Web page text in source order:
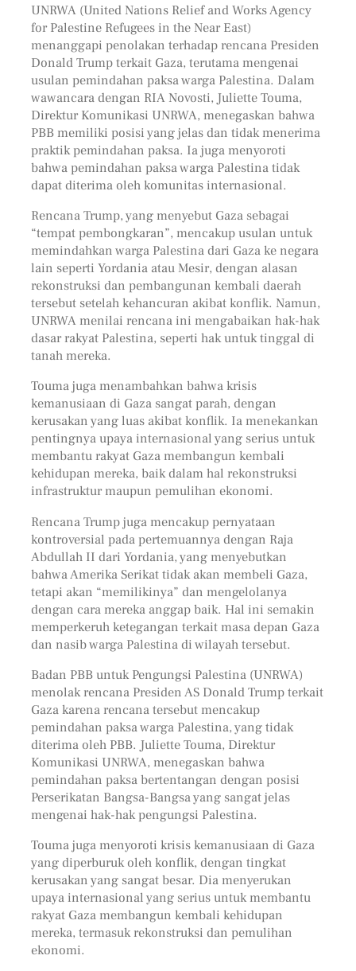
UNRWA (United Nations Relief and Works Agency
for Palestine Refugees in the Near East)
menanggapi penolakan terhadap rencana Presiden
Donald Trump terkait Gaza, terutama mengenai
usulan pemindahan paksa warga Palestina. Dalam
wawancara dengan RIA Novosti, Juliette Touma,
Direktur Komunikasi UNRWA, menegaskan bahwa
PBB memiliki posisi yang jelas dan tidak menerima
praktik pemindahan paksa. Ia juga menyoroti
bahwa pemindahan paksa warga Palestina tidak
dapat diterima oleh komunitas internasional.
Rencana Trump, yang menyebut Gaza sebagai
“tempat pembongkaran”, mencakup usulan untuk
memindahkan warga Palestina dari Gaza ke negara
lain seperti Yordania atau Mesir, dengan alasan
rekonstruksi dan pembangunan kembali daerah
tersebut setelah kehancuran akibat konflik. Namun,
UNRWA menilai rencana ini mengabaikan hak-hak
dasar rakyat Palestina, seperti hak untuk tinggal di
tanah mereka.
Touma juga menambahkan bahwa krisis
kemanusiaan di Gaza sangat parah, dengan
kerusakan yang luas akibat konflik. Ia menekankan
pentingnya upaya internasional yang serius untuk
membantu rakyat Gaza membangun kembali
kehidupan mereka, baik dalam hal rekonstruksi
infrastruktur maupun pemulihan ekonomi.
Rencana Trump juga mencakup pernyataan
kontroversial pada pertemuannya dengan Raja
Abdullah II dari Yordania, yang menyebutkan
bahwa Amerika Serikat tidak akan membeli Gaza,
tetapi akan “memilikinya” dan mengelolanya
dengan cara mereka anggap baik. Hal ini semakin
memperkeruh ketegangan terkait masa depan Gaza
dan nasib warga Palestina di wilayah tersebut.
Badan PBB untuk Pengungsi Palestina (UNRWA)
menolak rencana Presiden AS Donald Trump terkait
Gaza karena rencana tersebut mencakup
pemindahan paksa warga Palestina, yang tidak
diterima oleh PBB. Juliette Touma, Direktur
Komunikasi UNRWA, menegaskan bahwa
pemindahan paksa bertentangan dengan posisi
Perserikatan Bangsa-Bangsa yang sangat jelas
mengenai hak-hak pengungsi Palestina.
Touma juga menyoroti krisis kemanusiaan di Gaza
yang diperburuk oleh konflik, dengan tingkat
kerusakan yang sangat besar. Dia menyerukan
upaya internasional yang serius untuk membantu
rakyat Gaza membangun kembali kehidupan
mereka, termasuk rekonstruksi dan pemulihan
ekonomi.